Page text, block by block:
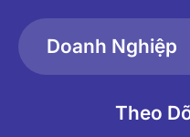
Doanh Nghiệp
Theo